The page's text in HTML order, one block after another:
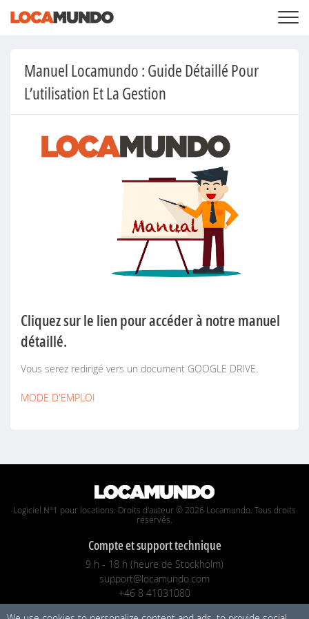
CONNEXION
+
TARIFS
RECHERCHER DES LIEUX
+
QUI SOMMES-NOUS
Manuel Locamundo : Guide Détaillé Pour
L’utilisation Et La Gestion
Cliquez sur le lien pour accéder à notre manuel
détaillé.
Vous serez redirigé vers un document GOOGLE DRIVE.
MODE D'EMPLOI
Logiciel N°1 pour locations. Droits d'auteur © 2026 Locamundo. Tous droits
réservés.
Compte et support technique
9 h - 18 h (heure de Stockholm)
support@locamundo.com
+46 8 41031080